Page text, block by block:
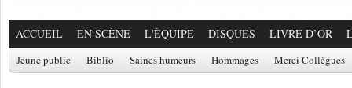
ACCUEIL EN SCÈNE L'ÉQUIPE DISQUES LIVRE D’OR
Jeune public Biblio Saines humeurs Hommages Merci Collègues